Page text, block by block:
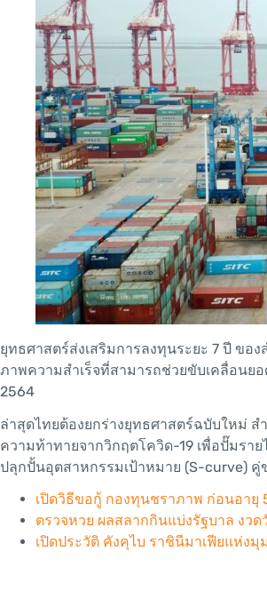
ยุทธศาสตร์ส่งเสริมการลงทุนระยะ 7 ปี ขอ
ภาพความสำเร็จที่สามารถช่วยขับเคลื่อนย
2564
ล่าสุดไทยต้องยกร่างยุทธศาสตร์ฉบับใหม่ ส
ความท้าทายจากวิกฤตโควิด-19 เพื่อปั๊มรา
ปลุกปั้นอุตสาหกรรมเป้าหมาย (S-curve)
เปิดวิธีขอกู้ กองทุนชราภาพ ก่อนอายุ
ตรวจหวย ผลสลากกินแบ่งรัฐบาล งว
เปิดประวัติ คังคุไบ ราชินีมาเฟียแห่งมุ